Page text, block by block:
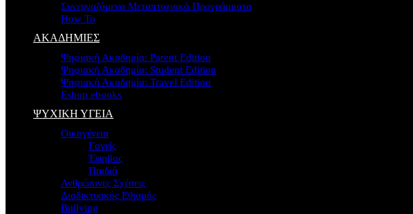
Συνεργαζόμενα Μεταπτυχιακά Προγράμματα
How To
ΑΚΑΔΗΜΙΕΣ
Ψηφιακή Ακαδημία: Parent Edition
Ψηφιακή Ακαδημία: Student Edition
Ψηφιακή Ακαδημία: Travel Edition
Eshop ebooks
ΨΥΧΙΚΗ ΥΓΕΙΑ
Οικογένεια
Γονείς
Έφηβος
Παιδιά
Ανθρώπινες Σχέσεις
Διαδικτυακός Εθισμός
Bullying